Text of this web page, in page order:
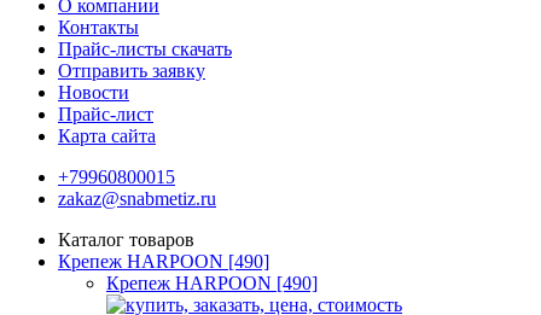
О компании
Контакты
Прайс-листы скачать
Отправить заявку
Новости
Прайс-лист
Карта сайта
+79960800015
zakaz@snabmetiz.ru
Каталог товаров
Крепеж HARPOON [490]
Крепеж HARPOON [490]